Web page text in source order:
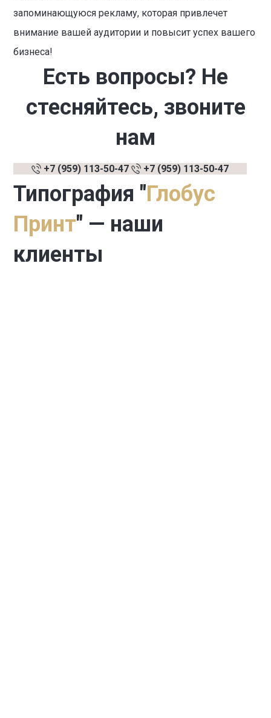
запоминающуюся рекламу, которая привлечет
внимание вашей аудитории и повысит успех вашего
бизнеса!
Есть вопросы? Не
стесняйтесь, звоните
нам
+7 (959) 113-50-47 +7 (959) 113-50-47
Типография "Глобус
Принт" — наши
клиенты